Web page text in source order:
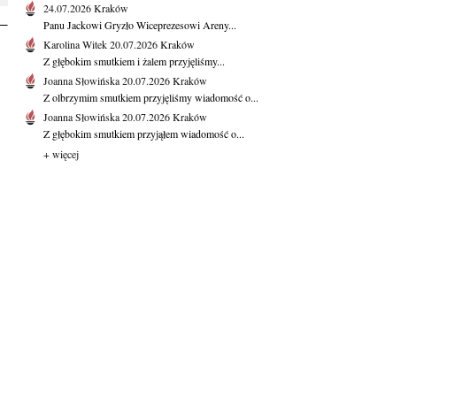
24.07.2026Kraków
Panu Jackowi Gryzło Wiceprezesowi Areny...
Karolina Witek20.07.2026Kraków
Z głębokim smutkiem i żalem przyjęliśmy...
Joanna Słowińska20.07.2026Kraków
Z olbrzymim smutkiem przyjęliśmy wiadomość o...
Joanna Słowińska20.07.2026Kraków
Z głębokim smutkiem przyjąłem wiadomość o...
+ więcej